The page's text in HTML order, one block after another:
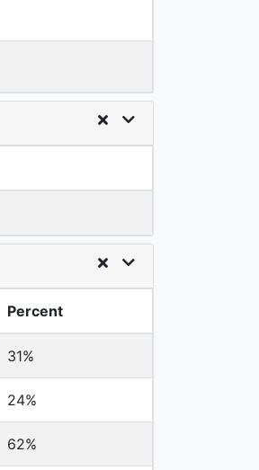
Percent
31%
24%
62%